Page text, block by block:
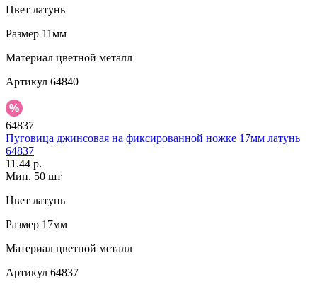
Цвет латунь
Размер 11мм
Материал цветной металл
Артикул 64840
64837
Пуговица джинсовая на фиксированной ножке 17мм латунь
64837
11.44 р.
Мин. 50 шт
Цвет латунь
Размер 17мм
Материал цветной металл
Артикул 64837